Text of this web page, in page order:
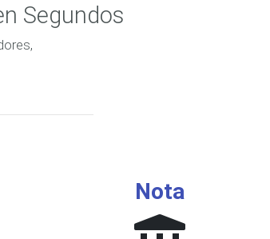
Segundos
Nota